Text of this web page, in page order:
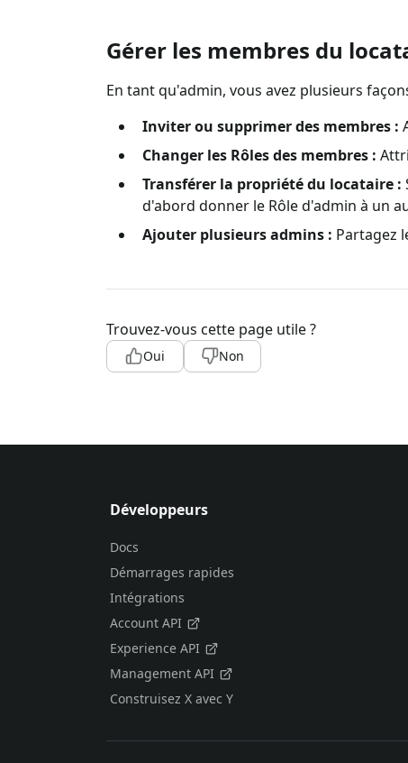
Gérer les membres du
En tant qu'admin, vous avez plusieurs
Inviter ou supprimer des membres :
Changer les Rôles des membres :
Transférer la propriété du locataire :
d'abord donner le Rôle d'admin à un
Ajouter plusieurs admins : Partagez
Trouvez-vous cette page utile ?
Oui Non
Développeurs
Docs
Démarrages rapides
Intégrations
Account API
Experience API
Management API
Construisez X avec Y